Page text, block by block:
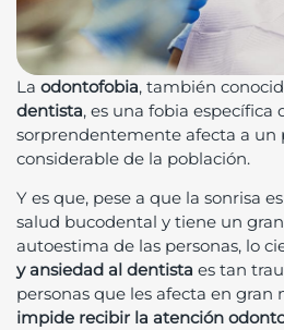
La odontofobia, también
dentista, es una fobia específica
sorprendentemente afecta a un
considerable de la población.
Y es que, pese a que la sonrisa
salud bucodental y tiene un
autoestima de las personas, lo
y ansiedad al dentista es tan
personas que les afecta en gran
impide recibir la atención